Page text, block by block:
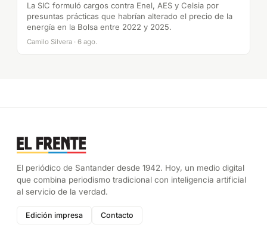
La SIC formuló cargos contra Enel, AES y Celsia por
presuntas prácticas que habrían alterado el precio de la
energía en la Bolsa entre 2022 y 2025.
Camilo Silvera · 6 ago.
El periódico de Santander desde 1942. Hoy, un medio digital
que combina periodismo tradicional con inteligencia artificial
al servicio de la verdad.
Edición impresa Contacto